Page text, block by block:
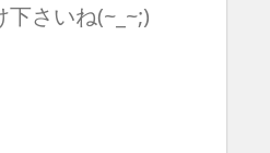
さいね(~_~;)